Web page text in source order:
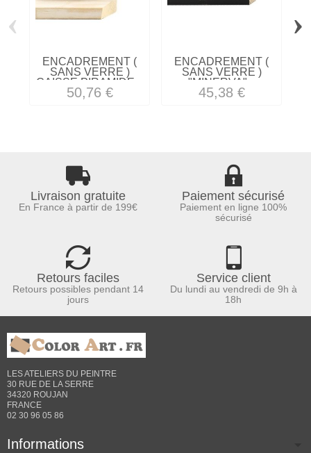
ENCADREMENT (
SANS VERRE )
CAISSE PIRAMIDE...
50,76 €
ENCADREMENT (
SANS VERRE )
"MINERVA"...
45,38 €
‹ ›
Livraison gratuite
En France à partir de 199€
Paiement sécurisé
Paiement en ligne 100%
sécurisé
Retours faciles
Retours possibles pendant 14
jours
Service client
Du lundi au vendredi de 9h à
18h
LES ATELIERS DU PEINTRE
30 RUE DE LA SERRE
34320 ROUJAN
FRANCE
02 30 96 05 86
Informations